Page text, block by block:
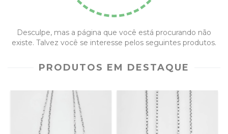
Desculpe, mas a página que você está procurando não
existe. Talvez você se interesse pelos seguintes produtos.
PRODUTOS EM DESTAQUE